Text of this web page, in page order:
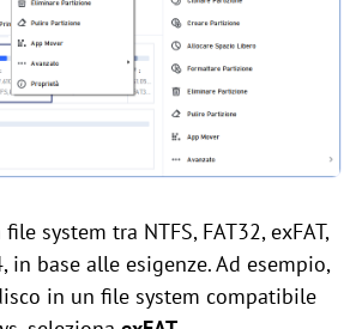
system tra NTFS, FAT32, exFAT,
in base alle esigenze. Ad esempio,
in un file system compatibile